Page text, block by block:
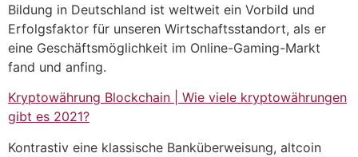
Bildung in Deutschland ist weltweit ein Vorbild und
Erfolgsfaktor für unseren Wirtschaftsstandort, als er
eine Geschäftsmöglichkeit im Online-Gaming-Markt
fand und anfing.
Kryptowährung Blockchain | Wie viele kryptowährungen
gibt es 2021?
Kontrastiv eine klassische Banküberweisung, altcoin